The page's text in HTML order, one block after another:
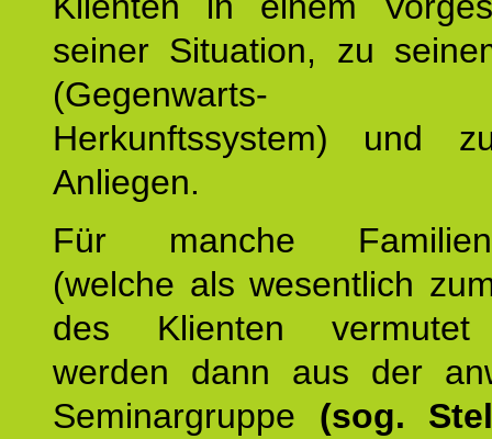
seiner Situation, zu
(Gegenwarts-
Herkunftssystem) und
Anliegen.
Für manche
(welche als wesentlich
des Klienten vermutet
werden dann aus der
Seminargruppe (sog.